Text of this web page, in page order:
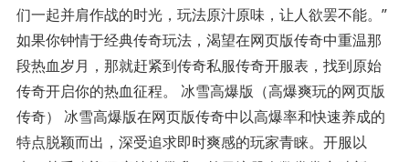
们一起并肩作战的时光，玩法原汁原味，让人欲罢不能。”
如果你钟情于经典传奇玩法，渴望在网页版传奇中重温那
段热血岁月，那就赶紧到传奇私服传奇开服表，找到原始
传奇开启你的热血征程。 冰雪高爆版（高爆爽玩的网页版
传奇） 冰雪高爆版在网页版传奇中以高爆率和快速养成的
特点脱颖而出，深受追求即时爽感的玩家青睐。开服以